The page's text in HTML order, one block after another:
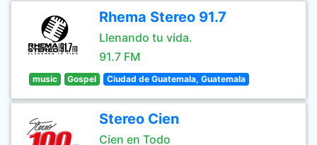
Rhema Stereo 91.7
Llenando tu vida.
91.7 FM
music Gospel Ciudad de Guatemala, Guatemala
Stereo Cien
Cien en Todo